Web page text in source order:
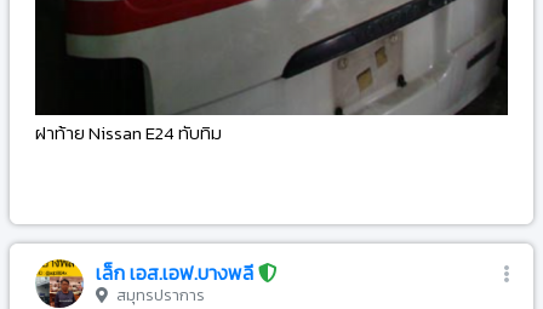
ฝาท้าย Nissan E24 ทับทิม
เล็ก เอส.เอฟ.บางพลี
สมุทรปราการ